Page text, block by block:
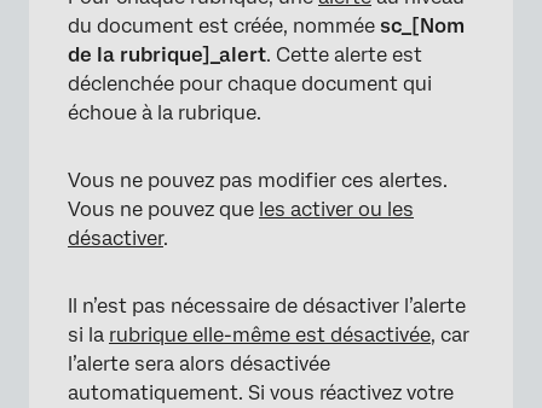
du document est créée, nommée sc_[Nom
de la rubrique]_alert. Cette alerte est
déclenchée pour chaque document qui
échoue à la rubrique.
Vous ne pouvez pas modifier ces alertes.
Vous ne pouvez que les activer ou les
désactiver.
Il n’est pas nécessaire de désactiver l’alerte
si la rubrique elle-même est désactivée, car
l’alerte sera alors désactivée
automatiquement. Si vous réactivez votre